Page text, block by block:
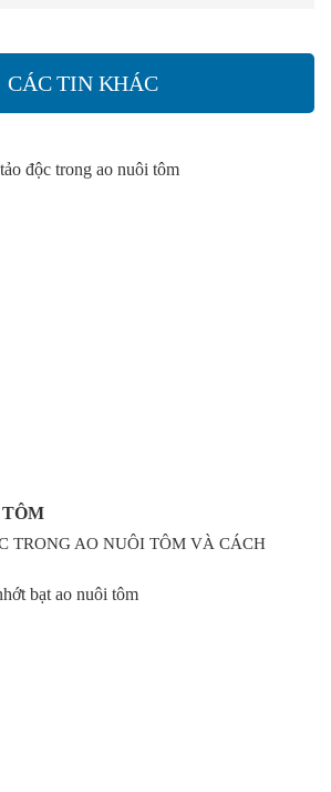
CÁC TIN KHÁC
TRONG AO NUÔI TÔM VÀ CÁCH